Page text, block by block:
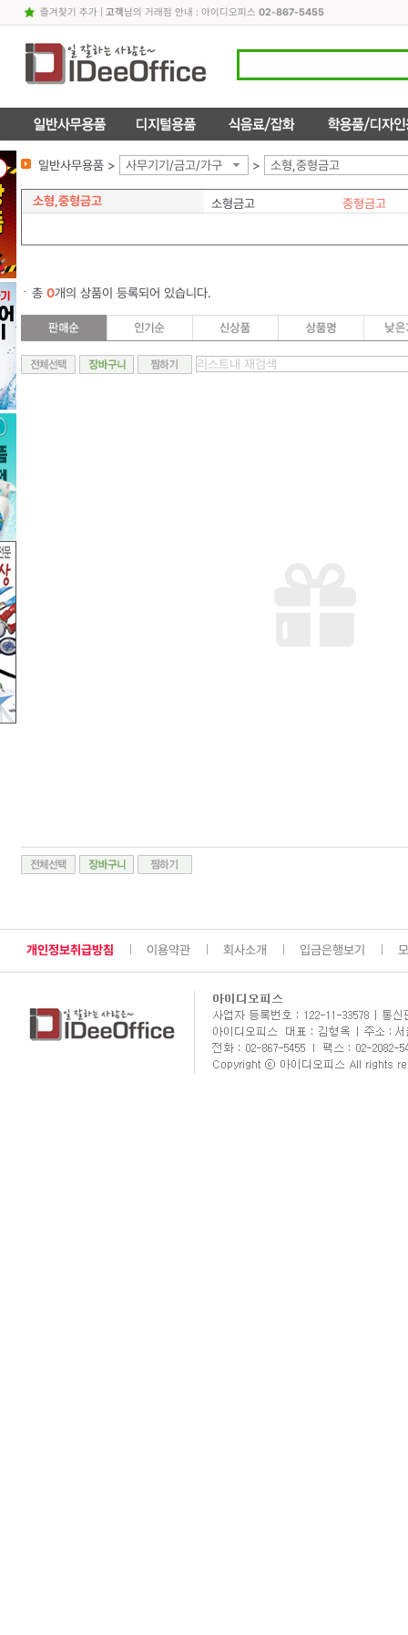
즐겨찾기 추가| 고객님의 거래점 안내 : 아이디오피스 02-867-5455
일반사무용품 > 사무기기/금고/가구 > 소형,중형금고
소형,중형금고 소형금고 중형금고
총 0개의 상품이 등록되어 있습니다.
개인정보취급방침 이용약관 회사소개 입금은행보기